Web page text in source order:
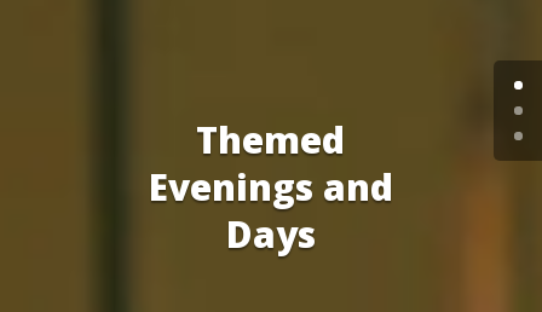
Themed
Evenings and
Days